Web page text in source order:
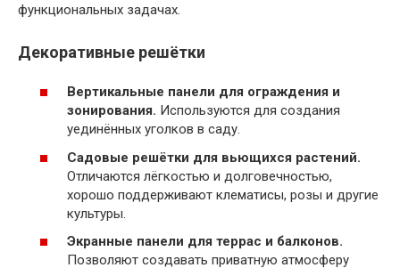
функциональных задачах.
Декоративные решётки
Вертикальные панели для ограждения и
зонирования. Используются для создания
уединённых уголков в саду.
Садовые решётки для вьющихся растений.
Отличаются лёгкостью и долговечностью,
хорошо поддерживают клематисы, розы и другие
культуры.
Экранные панели для террас и балконов.
Позволяют создавать приватную атмосферу